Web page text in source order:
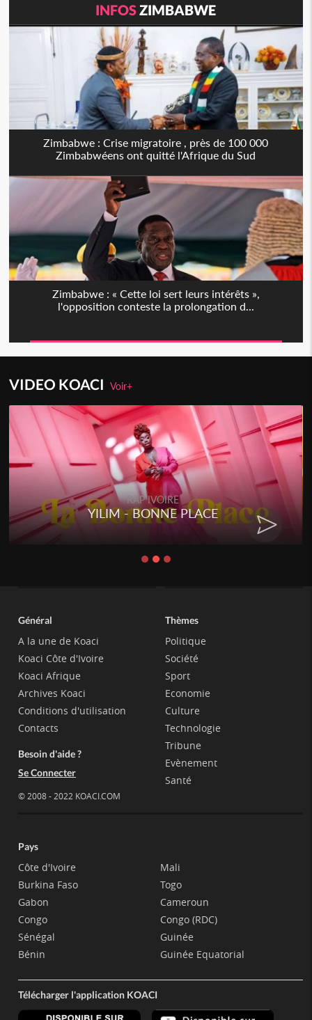
INFOSZIMBABWE
Zimbabwe : Crise migratoire , près de 100 000
Zimbabwéens ont quitté l'Afrique du Sud
Zimbabwe : « Cette loi sert leurs intérêts »,
l'opposition conteste la prolongation d...
VIDEO KOACIVoir+
RAP IVOIRE
YILIM - BONNE PLACE
Général
A la une de Koaci
Koaci Côte d'Ivoire
Koaci Afrique
Archives Koaci
Conditions d'utilisation
Contacts
Besoin d'aide ?
Se Connecter
© 2008 - 2022 KOACI.COM
Thèmes
Politique
Société
Sport
Economie
Culture
Technologie
Tribune
Evènement
Santé
Pays
Côte d'Ivoire
Burkina Faso
Gabon
Congo
Sénégal
Bénin
Mali
Togo
Cameroun
Congo (RDC)
Guinée
Guinée Equatorial
Télécharger l'application KOACI